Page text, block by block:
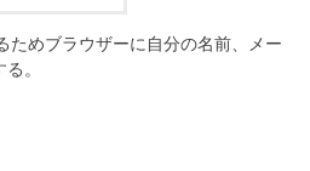
ためブラウザーに自分の名前、メー
。